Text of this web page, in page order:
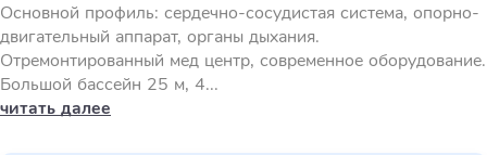
Основной профиль: сердечно-сосудистая система, опорно-
двигательный аппарат, органы дыхания.
Отремонтированный мед центр, современное оборудование.
Большой бассейн 25 м, 4...
читать далее